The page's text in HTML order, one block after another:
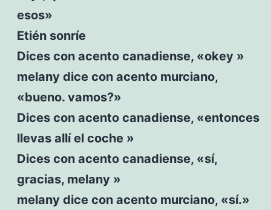
esos»
Etién sonríe
Dices con acento canadiense, «okey »
melany dice con acento murciano,
«bueno. vamos?»
Dices con acento canadiense, «entonces
llevas allí el coche »
Dices con acento canadiense, «sí,
gracias, melany »
melany dice con acento murciano, «sí.»